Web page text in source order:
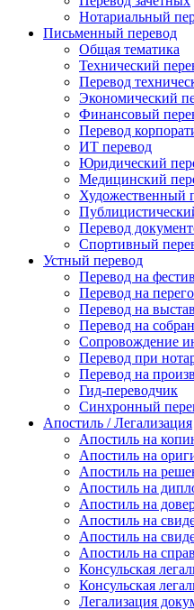
Нотариальный
Письменный перевод
Общая тематика
Технический
Перевод
Экономический
Финансовый
Перевод
ИТ перевод
Юридический
Медицинский
Художественный
Перевод
Спортивный
Устный перевод
Перевод на
Перевод на
Перевод на
Перевод на
Сопровождение
Перевод при
Перевод на
Гид-переводчик
Синхронный
Апостиль / Легализация
Апостиль на
Апостиль на
Апостиль на
Апостиль на
Апостиль на
Апостиль на
Апостиль на
Апостиль на
Консульская
Консульская
Легализация